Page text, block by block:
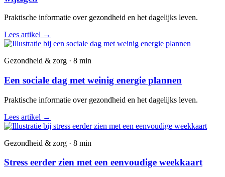
Praktische informatie over gezondheid en het dagelijks leven.
Lees artikel →
Gezondheid & zorg · 8 min
Een sociale dag met weinig energie plannen
Praktische informatie over gezondheid en het dagelijks leven.
Lees artikel →
Gezondheid & zorg · 8 min
Stress eerder zien met een eenvoudige weekkaart